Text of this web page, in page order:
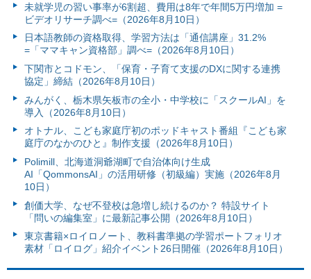
未就学児の習い事率が6割超、費用は8年で年間5万円増加 =
ビデオリサーチ調べ=（2026年8月10日）
日本語教師の資格取得、学習方法は「通信講座」31.2%
=「ママキャン資格部」調べ=（2026年8月10日）
下関市とコドモン、「保育・子育て支援のDXに関する連携
協定」締結（2026年8月10日）
みんがく、栃木県矢板市の全小・中学校に「スクールAI」を
導入（2026年8月10日）
オトナル、こども家庭庁初のポッドキャスト番組『こども家
庭庁のなかのひと』制作支援（2026年8月10日）
Polimill、北海道洞爺湖町で自治体向け生成
AI「QommonsAI」の活用研修（初級編）実施（2026年8月
10日）
創価大学、なぜ不登校は急増し続けるのか？ 特設サイト
「問いの編集室」に最新記事公開（2026年8月10日）
東京書籍×ロイロノート、教科書準拠の学習ポートフォリオ
素材「ロイログ」紹介イベント26日開催（2026年8月10日）